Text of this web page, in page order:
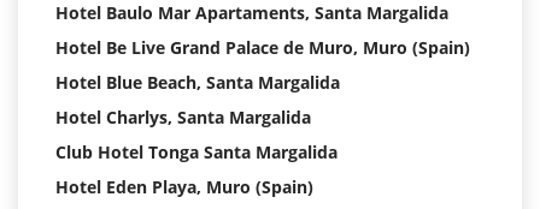
Hotel Baulo Mar Apartaments, Santa Margalida
Hotel Be Live Grand Palace de Muro, Muro (Spain)
Hotel Blue Beach, Santa Margalida
Hotel Charlys, Santa Margalida
Club Hotel Tonga Santa Margalida
Hotel Eden Playa, Muro (Spain)